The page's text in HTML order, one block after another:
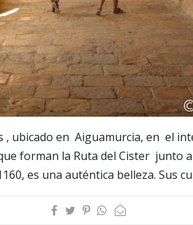
, ubicado en Aiguamurcia, en el
forman la Ruta del Cister junto
es una auténtica belleza. Sus